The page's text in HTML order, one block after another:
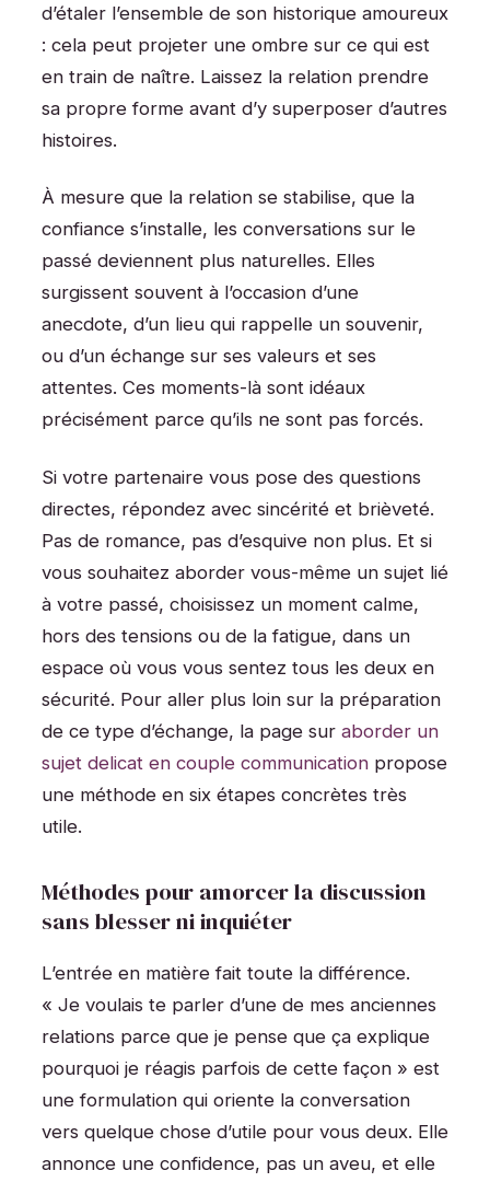
d’étaler l’ensemble de son historique amoureux
: cela peut projeter une ombre sur ce qui est
en train de naître. Laissez la relation prendre
sa propre forme avant d’y superposer d’autres
histoires.
À mesure que la relation se stabilise, que la
confiance s’installe, les conversations sur le
passé deviennent plus naturelles. Elles
surgissent souvent à l’occasion d’une
anecdote, d’un lieu qui rappelle un souvenir,
ou d’un échange sur ses valeurs et ses
attentes. Ces moments-là sont idéaux
précisément parce qu’ils ne sont pas forcés.
Si votre partenaire vous pose des questions
directes, répondez avec sincérité et brièveté.
Pas de romance, pas d’esquive non plus. Et si
vous souhaitez aborder vous-même un sujet lié
à votre passé, choisissez un moment calme,
hors des tensions ou de la fatigue, dans un
espace où vous vous sentez tous les deux en
sécurité. Pour aller plus loin sur la préparation
de ce type d’échange, la page sur aborder un
sujet delicat en couple communication propose
une méthode en six étapes concrètes très
utile.
Méthodes pour amorcer la discussion
sans blesser ni inquiéter
L’entrée en matière fait toute la différence.
« Je voulais te parler d’une de mes anciennes
relations parce que je pense que ça explique
pourquoi je réagis parfois de cette façon » est
une formulation qui oriente la conversation
vers quelque chose d’utile pour vous deux. Elle
annonce une confidence, pas un aveu, et elle